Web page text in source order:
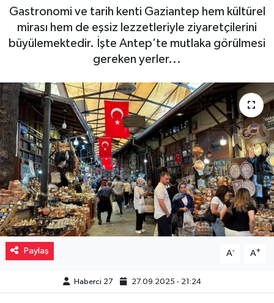
Gastronomi ve tarih kenti Gaziantep hem kültürel
mirası hem de eşsiz lezzetleriyle ziyaretçilerini
büyülemektedir. İşte Antep’te mutlaka görülmesi
gereken yerler...
Paylaş A- A+
Haberci 27 27.09.2025 - 21:24
Gündem
Kültür Sanat
Magazin
Müzik
Piyasa
Resmi İlanlar
Sağlık
Son Dakika Haberleri